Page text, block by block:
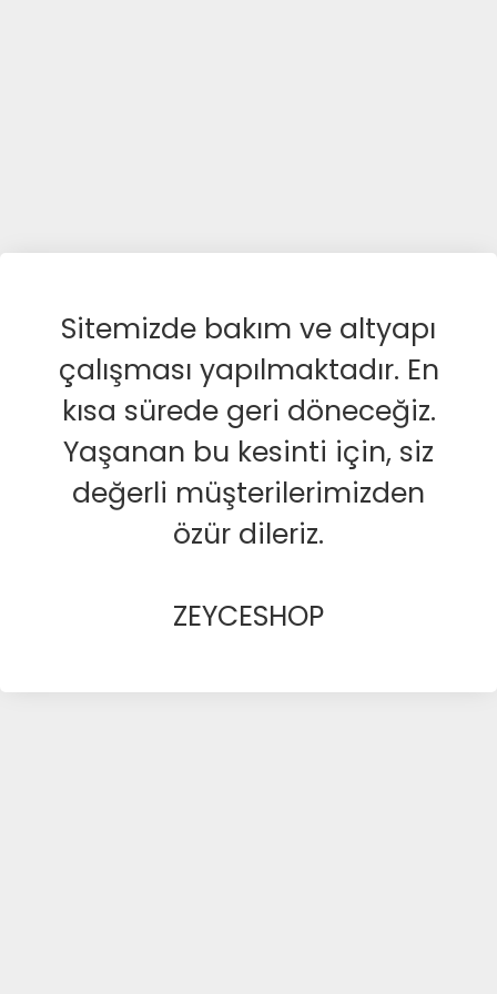
Sitemizde bakım ve altyapı
çalışması yapılmaktadır. En
kısa sürede geri döneceğiz.
Yaşanan bu kesinti için, siz
değerli müşterilerimizden
özür dileriz.
ZEYCESHOP